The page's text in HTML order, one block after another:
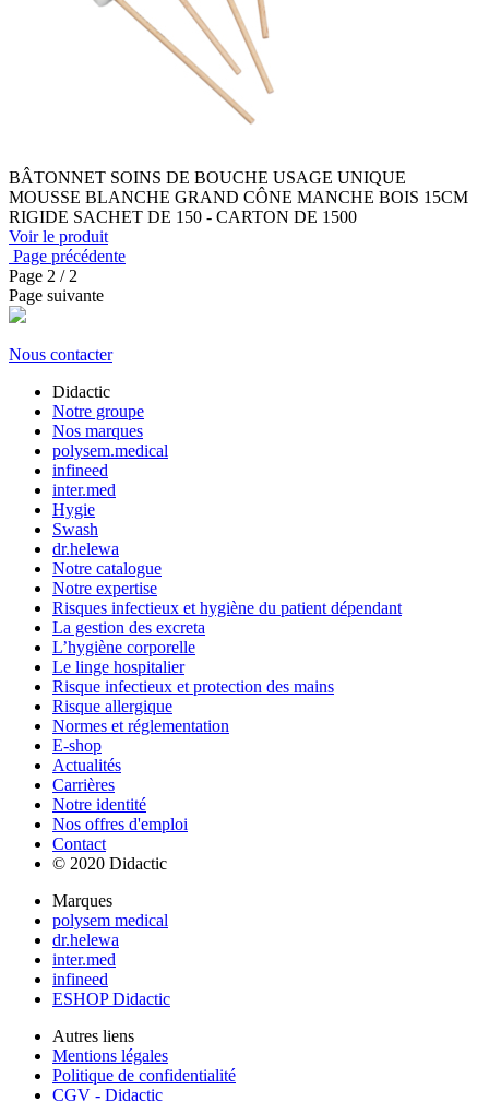
BÂTONNET SOINS DE BOUCHE USAGE UNIQUE
MOUSSE BLANCHE GRAND CÔNE MANCHE BOIS 15CM
RIGIDE SACHET DE 150 - CARTON DE 1500
Voir le produit
Page précédente
Page 2 / 2
Page suivante
Nous contacter
Didactic
Notre groupe
Nos marques
polysem.medical
infineed
inter.med
Hygie
Swash
dr.helewa
Notre catalogue
Notre expertise
Risques infectieux et hygiène du patient dépendant
La gestion des excreta
L’hygiène corporelle
Le linge hospitalier
Risque infectieux et protection des mains
Risque allergique
Normes et réglementation
E-shop
Actualités
Carrières
Notre identité
Nos offres d'emploi
Contact
© 2020 Didactic
Marques
polysem medical
dr.helewa
inter.med
infineed
ESHOP Didactic
Autres liens
Mentions légales
Politique de confidentialité
CGV - Didactic